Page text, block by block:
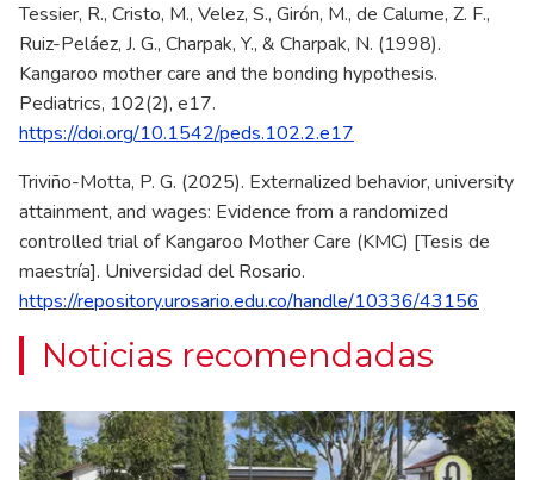
Tessier, R., Cristo, M., Velez, S., Girón, M., de Calume, Z. F.,
Ruiz-Peláez, J. G., Charpak, Y., & Charpak, N. (1998).
Kangaroo mother care and the bonding hypothesis.
Pediatrics, 102(2), e17.
https://doi.org/10.1542/peds.102.2.e17
Triviño-Motta, P. G. (2025). Externalized behavior, university
attainment, and wages: Evidence from a randomized
controlled trial of Kangaroo Mother Care (KMC) [Tesis de
maestría]. Universidad del Rosario.
https://repository.urosario.edu.co/handle/10336/43156
Noticias recomendadas